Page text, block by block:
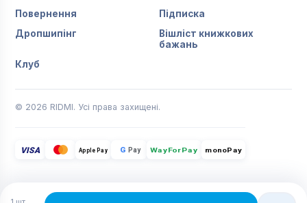
Повернення
Підписка
Дропшипінг
Вішліст книжкових
бажань
Клуб
© 2026 RIDMI. Усі права захищені.
VISA Apple Pay G Pay WayForPay monoPay